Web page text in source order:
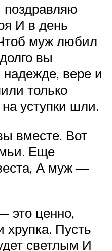
И в день
муж любил
вы
вере и
только
уступки шли.
вместе. Вот
Еще
А муж —
это ценно,
хрупка. Пусть
светлым И